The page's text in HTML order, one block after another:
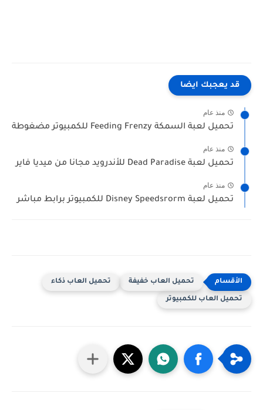
قد يعجبك ايضا
منذ عام
تحميل لعبة السمكة Feeding Frenzy للكمبيوتر مضغوطة
منذ عام
تحميل لعبة Dead Paradise للأندرويد مجانا من ميديا فاير
منذ عام
تحميل لعبة Disney Speedsrorm للكمبيوتر برابط مباشر
تحميل العاب خفيفة تحميل العاب ذكاء
تحميل العاب للكمبيوتر